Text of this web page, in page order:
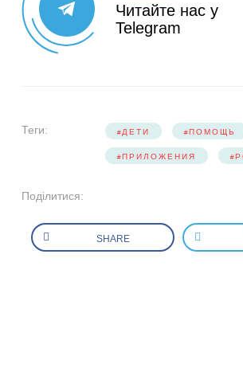
Читайте нас у
Telegram
Теги: ДЕТИ ПОМОЩЬ
ПРИЛОЖЕНИЯ
Поділитися:
SHARE